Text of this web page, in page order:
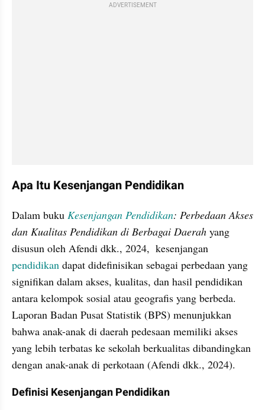
ADVERTISEMENT
Apa Itu Kesenjangan Pendidikan
Dalam buku Kesenjangan Pendidikan: Perbedaan Akses
dan Kualitas Pendidikan di Berbagai Daerah yang
pendidikan dapat didefinisikan sebagai perbedaan yang
signifikan dalam akses, kualitas, dan hasil pendidikan
antara kelompok sosial atau geografis yang berbeda.
Laporan Badan Pusat Statistik (BPS) menunjukkan
bahwa anak-anak di daerah pedesaan memiliki akses
yang lebih terbatas ke sekolah berkualitas dibandingkan
dengan anak-anak di perkotaan (Afendi dkk., 2024).
Definisi Kesenjangan Pendidikan